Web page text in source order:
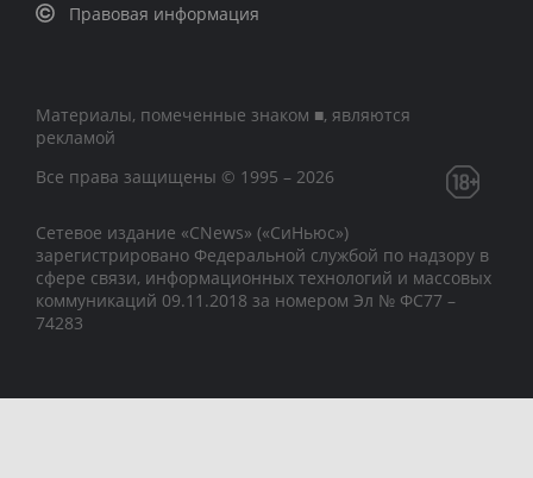
Правовая информация
Материалы, помеченные знаком ■, являются
рекламой
Все права защищены © 1995 – 2026
Сетевое издание «CNews» («СиНьюс»)
зарегистрировано Федеральной службой по надзору в
сфере связи, информационных технологий и массовых
коммуникаций 09.11.2018 за номером Эл № ФС77 –
74283